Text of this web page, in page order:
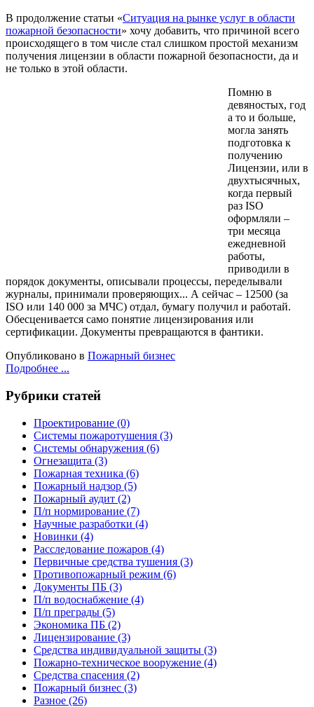
В продолжение статьи «Ситуация на рынке услуг в области
пожарной безопасности» хочу добавить, что причиной всего
происходящего в том числе стал слишком простой механизм
получения лицензии в области пожарной безопасности, да и
не только в этой области.
Помню в
девяностых, год
а то и больше,
могла занять
подготовка к
получению
Лицензии, или в
двухтысячных,
когда первый
раз ISO
оформляли –
три месяца
ежедневной
работы,
приводили в
порядок документы, описывали процессы, переделывали
журналы, принимали проверяющих... А сейчас – 12500 (за
ISO или 140 000 за МЧС) отдал, бумагу получил и работай.
Обесценивается само понятие лицензирования или
сертификации. Документы превращаются в фантики.
Опубликовано в Пожарный бизнес
Подробнее ...
Рубрики статей
Проектирование (0)
Системы пожаротушения (3)
Системы обнаружения (6)
Огнезащита (3)
Пожарная техника (6)
Пожарный надзор (5)
Пожарный аудит (2)
П/п нормирование (7)
Научные разработки (4)
Новинки (4)
Расследование пожаров (4)
Первичные средства тушения (3)
Противопожарный режим (6)
Документы ПБ (3)
П/п водоснабжение (4)
П/п преграды (5)
Экономика ПБ (2)
Лицензирование (3)
Средства индивидуальной защиты (3)
Пожарно-техническое вооружение (4)
Средства спасения (2)
Пожарный бизнес (3)
Разное (26)